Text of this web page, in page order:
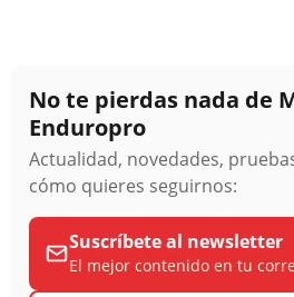
No te pierdas nada de
Enduropro
Actualidad, novedades,
cómo quieres seguirnos:
Suscríbete al newsletter
El mejor contenido en tu